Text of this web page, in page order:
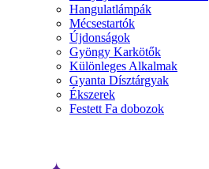
Hangulatlámpák
Mécsestartók
Újdonságok
Gyöngy Karkötők
Különleges Alkalmak
Gyanta Dísztárgyak
Ékszerek
Festett Fa dobozok